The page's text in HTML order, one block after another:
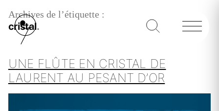
Archives de l’étiquette :
cristal
UNE FLÛTE EN CRISTAL DE
LAURENT AU PESANT D’OR